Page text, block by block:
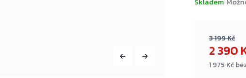
3 199 Kč
2 390
1 975 Kč